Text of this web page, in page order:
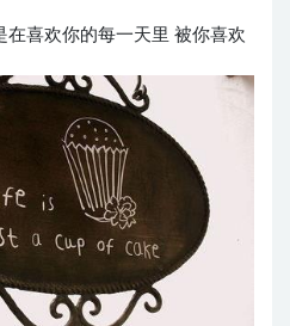
喜欢你的每一天里 被你喜欢